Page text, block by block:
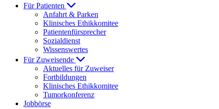
Für Patienten
Anfahrt & Parken
Klinisches Ethikkomitee
Patientenfürsprecher
Sozialdienst
Wissenswertes
Für Zuweisende
Aktuelles für Zuweiser
Fortbildungen
Klinisches Ethikkomitee
Tumorkonferenz
Jobbörse